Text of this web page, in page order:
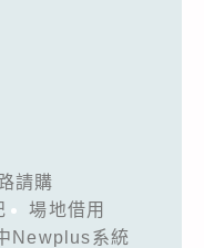
請購
場地借用
Newplus系統